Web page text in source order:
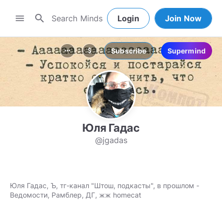
menu search Login Join Now
more_horiz attach_money Subscribe Supermind
Юля Гадас
@jgadas
Юля Гадас, Ъ, тг-канал "Штош, подкасты", в прошлом -
Ведомости, Рамблер, ДГ, жж homecat